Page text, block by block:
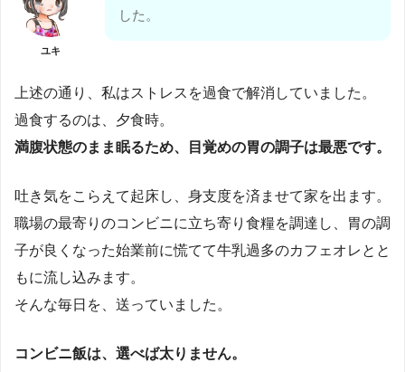
ユキ
した。
上述の通り、私はストレスを過食で解消していました。
過食するのは、夕食時。
満腹状態のまま眠るため、目覚めの胃の調子は最悪です。
吐き気をこらえて起床し、身支度を済ませて家を出ます。
職場の最寄りのコンビニに立ち寄り食糧を調達し、胃の調
子が良くなった始業前に慌てて牛乳過多のカフェオレとと
もに流し込みます。
そんな毎日を、送っていました。
コンビニ飯は、選べば太りません。